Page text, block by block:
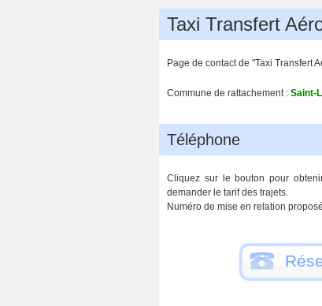
Taxi Transfert
Page de contact de "Taxi Transfert
Commune de rattachement : Saint-
Téléphone
Cliquez sur le bouton pour
demander le tarif des trajets.
Numéro de mise en relation